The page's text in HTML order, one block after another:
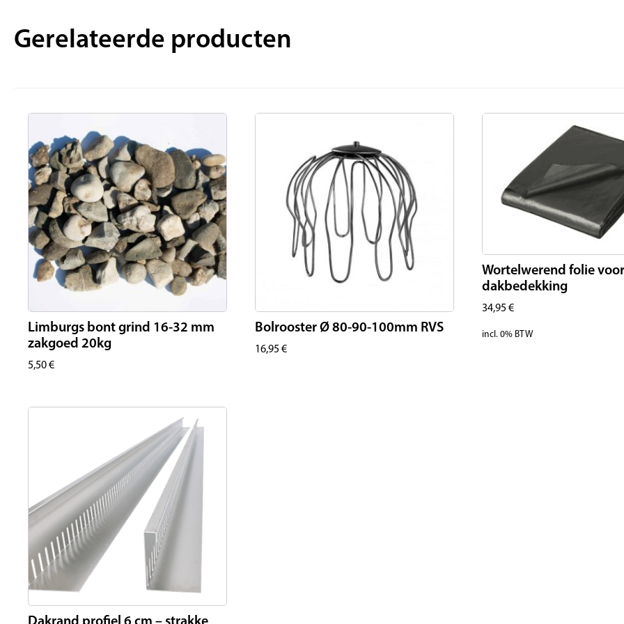
Gerelateerde producten
Limburgs bont grind 16-32 mm
zakgoed 20kg
5,50€
Bolrooster Ø 80-90-100mm RVS
16,95 €
Wortelwerend folie voor
dakbedekking
34,95 €
incl. 0% BTW
Dakrand profiel 6 cm – strakke